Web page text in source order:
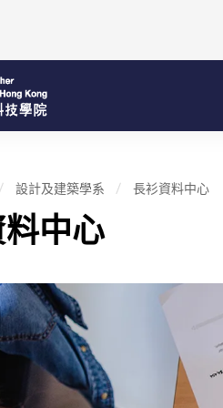
設計及建築學系 長衫資料中心
中心